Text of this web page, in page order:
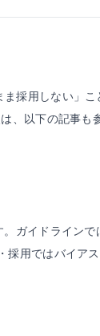
採用しない」
、以下の記事も
ガイドライン
用ではバイア